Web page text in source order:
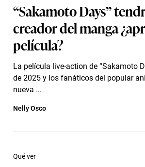
“Sakamoto Days”
creador del manga
película?
La película live-action de “Sakamoto
de 2025 y los fanáticos del popular
nueva ...
Nelly Osco
Qué ver